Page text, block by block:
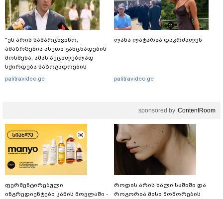
"ეს არის სამარცხვინო,
ამაზრზენია ასეთი განცხადების
მოსმენა, ამას აუცილებლად
სჭირდება საზოგადოების
სათანადო რეაქცია" - ირაკლი
palitravideo.ge
ლანა ლატარია დაკრძალეს
palitravideo.ge
sponsored by ContentRoom
ფერმენტირებული
ინგრედიენტები კანის მოვლაში -
როდის არის ხალი საშიში და
როგორია მისი მოშორების